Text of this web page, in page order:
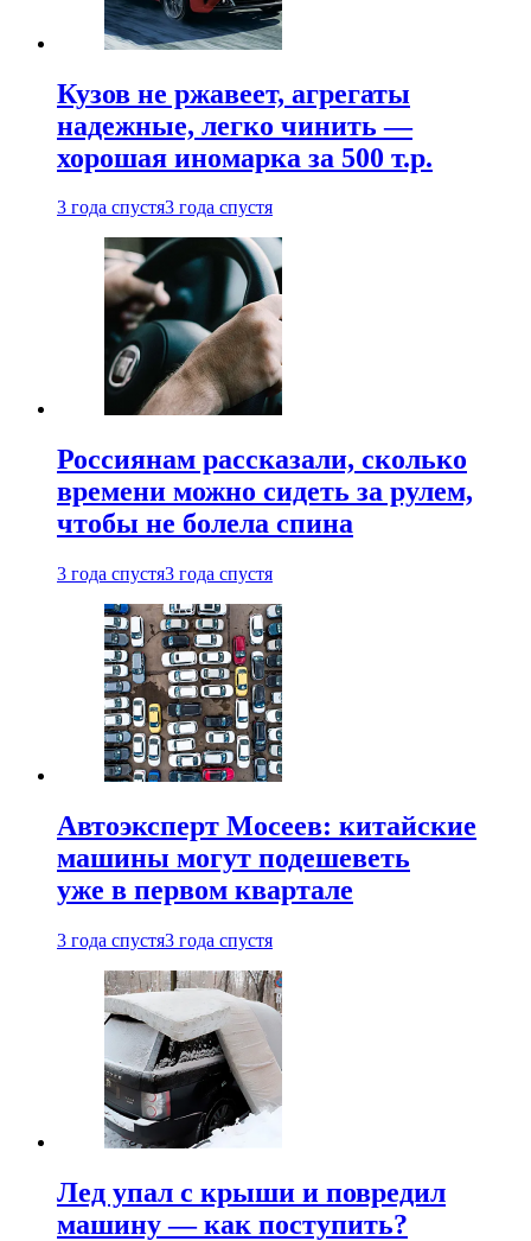
Кузов не ржавеет, агрегаты
надежные, легко чинить —
хорошая иномарка за 500 т.р.
3 года спустя3 года спустя
Россиянам рассказали, сколько
времени можно сидеть за рулем,
чтобы не болела спина
3 года спустя3 года спустя
Автоэксперт Мосеев: китайские
машины могут подешеветь
уже в первом квартале
3 года спустя3 года спустя
Лед упал с крыши и повредил
машину — как поступить?